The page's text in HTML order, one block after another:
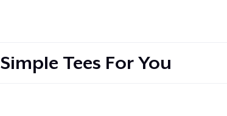
Simple Tees For You